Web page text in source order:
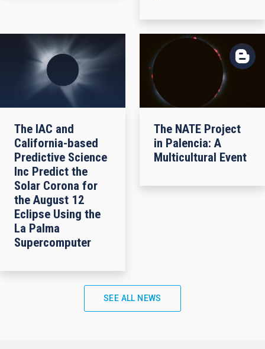
The IAC and
California-based
Predictive Science
Inc Predict the
Solar Corona for
the August 12
Eclipse Using the
La Palma
Supercomputer
The NATE Project
in Palencia: A
Multicultural Event
SEE ALL NEWS